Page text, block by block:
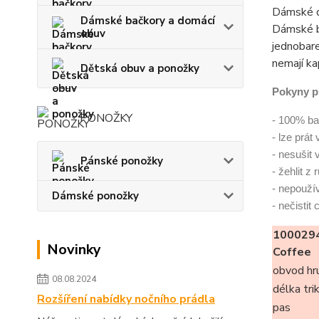
Dámské bačkory a domácí
obuv
Dětská obuv a ponožky
PONOŽKY
Pánské ponožky
Dámské ponožky
Novinky
08.08.2024
Rozšíření nabídky nočního prádla
Dámské
Dámské
nemají
Pokyny
- 100%
- lze prát
- nesušit
- žehlit z
-
- nečistit
Coffee
obvod
délka
pas